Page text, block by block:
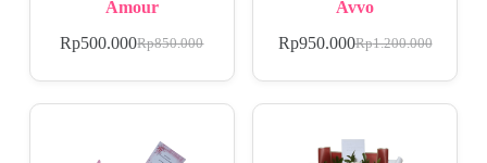
Amour
Rp850.000
Rp500.000
Avvo
Rp1.200.000
Rp950.000